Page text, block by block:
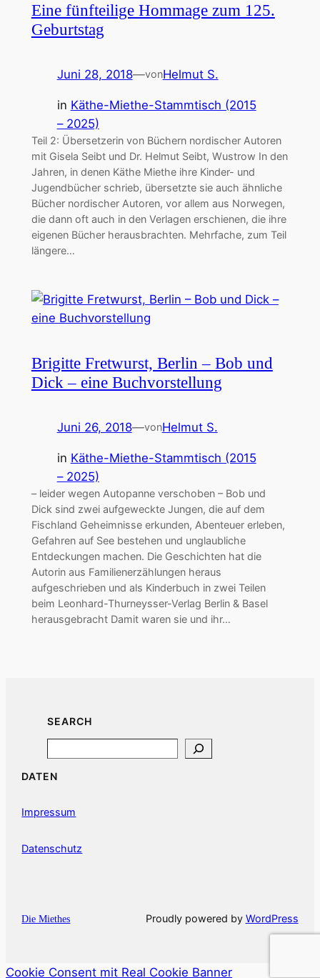
Eine fünfteilige Hommage zum 125.
Geburtstag
Juni 28, 2018—vonHelmut S.
in Käthe-Miethe-Stammtisch (2015
– 2025)
Teil 2: Übersetzerin von Büchern nordischer Autoren
mit Gisela Seibt und Dr. Helmut Seibt, Wustrow In den
Jahren, in denen Käthe Miethe ihre Kinder- und
Jugendbücher schrieb, übersetzte sie auch ähnliche
Bücher nordischer Autoren, vor allem aus Norwegen,
die dann oft auch in den Verlagen erschienen, die ihre
eigenen Bücher herausbrachten. Mehrfache, zum Teil
längere…
Brigitte Fretwurst, Berlin – Bob und
Dick – eine Buchvorstellung
Juni 26, 2018—vonHelmut S.
in Käthe-Miethe-Stammtisch (2015
– 2025)
– leider wegen Autopanne verschoben – Bob und
Dick sind zwei aufgeweckte Jungen, die auf dem
Fischland Geheimnisse erkunden, Abenteuer erleben,
Gefahren auf See bestehen und unglaubliche
Entdeckungen machen. Die Geschichten hat die
Autorin aus Familienerzählungen heraus
aufgeschrieben und als Kinderbuch in zwei Teilen
beim Leonhard-Thurneysser-Verlag Berlin & Basel
herausgebracht Damit waren sie und ihr…
SEARCH
DATEN
Impressum
Datenschutz
Die Miethes Proudly powered by WordPress
Cookie Consent mit Real Cookie Banner